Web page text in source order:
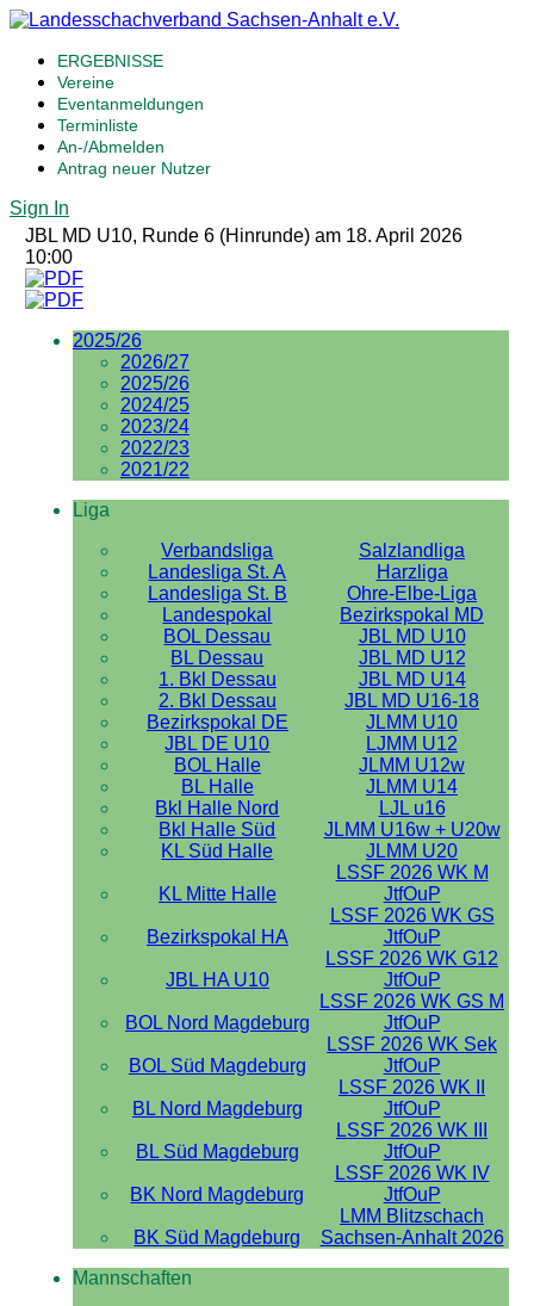
ERGEBNISSE
Vereine
Eventanmeldungen
Terminliste
An-/Abmelden
Antrag neuer Nutzer
Sign In
JBL MD U10, Runde 6 (Hinrunde) am 18. April 2026
10:00
2025/26
2026/27
2025/26
2024/25
2023/24
2022/23
2021/22
Liga
Verbandsliga
Salzlandliga
Landesliga St. A
Harzliga
Landesliga St. B
Ohre-Elbe-Liga
Landespokal
Bezirkspokal MD
BOL Dessau
JBL MD U10
BL Dessau
JBL MD U12
1. Bkl Dessau
JBL MD U14
2. Bkl Dessau
JBL MD U16-18
Bezirkspokal DE
JLMM U10
JBL DE U10
LJMM U12
BOL Halle
JLMM U12w
BL Halle
JLMM U14
Bkl Halle Nord
LJL u16
Bkl Halle Süd
JLMM U16w + U20w
KL Süd Halle
JLMM U20
KL Mitte Halle
LSSF 2026 WK M
JtfOuP
Bezirkspokal HA
LSSF 2026 WK GS
JtfOuP
JBL HA U10
LSSF 2026 WK G12
JtfOuP
BOL Nord Magdeburg
LSSF 2026 WK GS M
JtfOuP
BOL Süd Magdeburg
LSSF 2026 WK Sek
JtfOuP
BL Nord Magdeburg
LSSF 2026 WK II
JtfOuP
BL Süd Magdeburg
LSSF 2026 WK III
JtfOuP
BK Nord Magdeburg
LSSF 2026 WK IV
JtfOuP
BK Süd Magdeburg
LMM Blitzschach
Sachsen-Anhalt 2026
Mannschaften